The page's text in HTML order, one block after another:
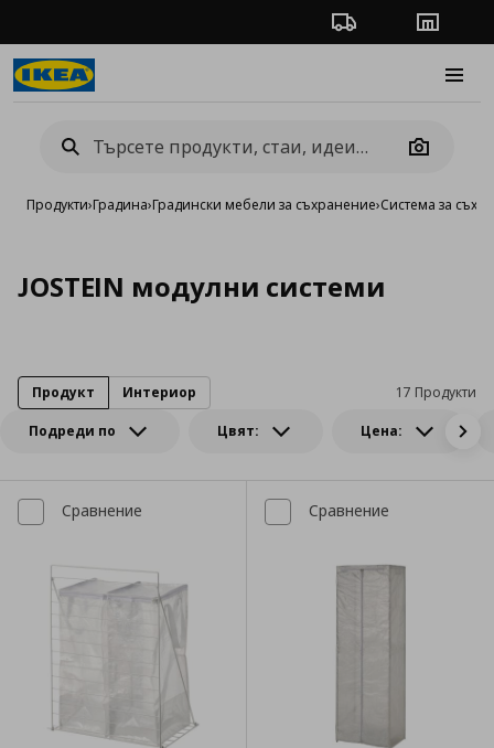
Проследяване на
Camera
Продукти›Градина›Градински мебели за съхранение›Система за
JOSTEIN модулни системи
Подреди по Цвят: Цена:
17 Продукти
Продукт Интериор
Сравнение Сравнение